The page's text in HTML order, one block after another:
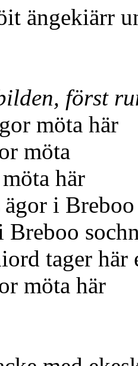
ängekiärr
först
möta här
möta
här
i
möta här